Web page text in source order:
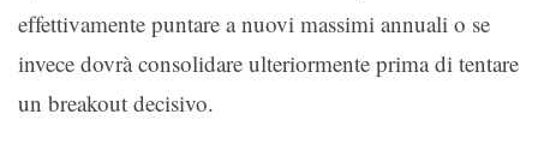
effettivamente puntare a nuovi massimi annuali o se
invece dovrà consolidare ulteriormente prima di tentare
un breakout decisivo.